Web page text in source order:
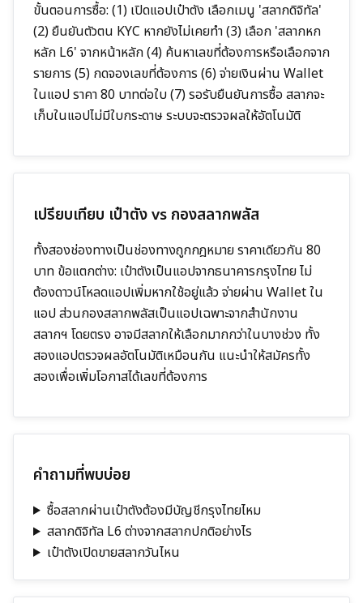
ขั้นตอนการซื้อ: (1) เปิดแอปเป๋าตัง เลือกเมนู 'สลากดิจิทัล'
(2) ยืนยันตัวตน KYC หากยังไม่เคยทำ (3) เลือก 'สลากหก
หลัก L6' จากหน้าหลัก (4) ค้นหาเลขที่ต้องการหรือเลือกจาก
รายการ (5) กดจองเลขที่ต้องการ (6) จ่ายเงินผ่าน Wallet
ในแอป ราคา 80 บาทต่อใบ (7) รอรับยืนยันการซื้อ สลากจะ
เก็บในแอปไม่มีใบกระดาษ ระบบจะตรวจผลให้อัตโนมัติ
เปรียบเทียบ เป๋าตัง vs กองสลากพลัส
ทั้งสองช่องทางเป็นช่องทางถูกกฎหมาย ราคาเดียวกัน 80
บาท ข้อแตกต่าง: เป๋าตังเป็นแอปจากธนาคารกรุงไทย ไม่
ต้องดาวน์โหลดแอปเพิ่มหากใช้อยู่แล้ว จ่ายผ่าน Wallet ใน
แอป ส่วนกองสลากพลัสเป็นแอปเฉพาะจากสำนักงาน
สลากฯ โดยตรง อาจมีสลากให้เลือกมากกว่าในบางช่วง ทั้ง
สองแอปตรวจผลอัตโนมัติเหมือนกัน แนะนำให้สมัครทั้ง
สองเพื่อเพิ่มโอกาสได้เลขที่ต้องการ
คำถามที่พบบ่อย
ซื้อสลากผ่านเป๋าตังต้องมีบัญชีกรุงไทยไหม
สลากดิจิทัล L6 ต่างจากสลากปกติอย่างไร
เป๋าตังเปิดขายสลากวันไหน